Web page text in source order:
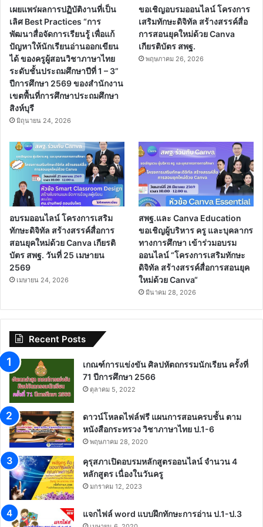
เผยแพร่ผลการปฏิบัติงานที่เป็น
เลิศ Best Practices “การ
พัฒนาสื่อจัดการเรียนรู้ เพื่อแก้
ปัญหาให้นักเรียนอ่านออกเขียน
ได้ ของครูผู้สอนวิชาภาษาไทย
ระดับชั้นประถมศึกษาปีที่ 1 – 3”
ปีการศึกษา 2569 ของสำนักงาน
เขตพื้นที่การศึกษาประถมศึกษา
สิงห์บุรี
มิถุนายน 24, 2026
ขอเชิญอบรมออนไลน์ โครงการ
เสริมทักษะดิจิทัล สร้างสรรค์สื่อ
การสอนยุคใหม่ด้วย Canva
เกียรติบัตร สพฐ.
พฤษภาคม 26, 2026
อบรมออนไลน์ โครงการเสริม
ทักษะดิจิทัล สร้างสรรค์สื่อการ
สอนยุคใหม่ด้วย Canva เกียรติ
บัตร สพฐ. วันที่ 25 เมษายน
2569
เมษายน 24, 2026
สพฐ.และ Canva Education
ขอเชิญผู้บริหาร ครู และบุคลากร
ทางการศึกษา เข้าร่วมอบรม
ออนไลน์ “โครงการเสริมทักษะ
ดิจิทัล สร้างสรรค์สื่อการสอนยุค
ใหม่ด้วย Canva“
มีนาคม 28, 2026
Recent Posts
เกณฑ์การแข่งขัน ศิลปหัตถกรรมนักเรียน ครั้งที่
71 ปีการศึกษา 2566
ตุลาคม 5, 2022
ดาวน์โหลดไฟล์ฟรี แผนการสอนครบชั้น ตาม
หนังสือกระทรวง วิชาภาษาไทย ป.1-6
พฤษภาคม 28, 2020
คุรุสภาเปิดอบรมหลักสูตรออนไลน์ จำนวน 4
หลักสูตร เนื่องในวันครู
มกราคม 12, 2023
แจกไฟล์ word แบบฝึกทักษะการอ่าน ป.1-ป.3